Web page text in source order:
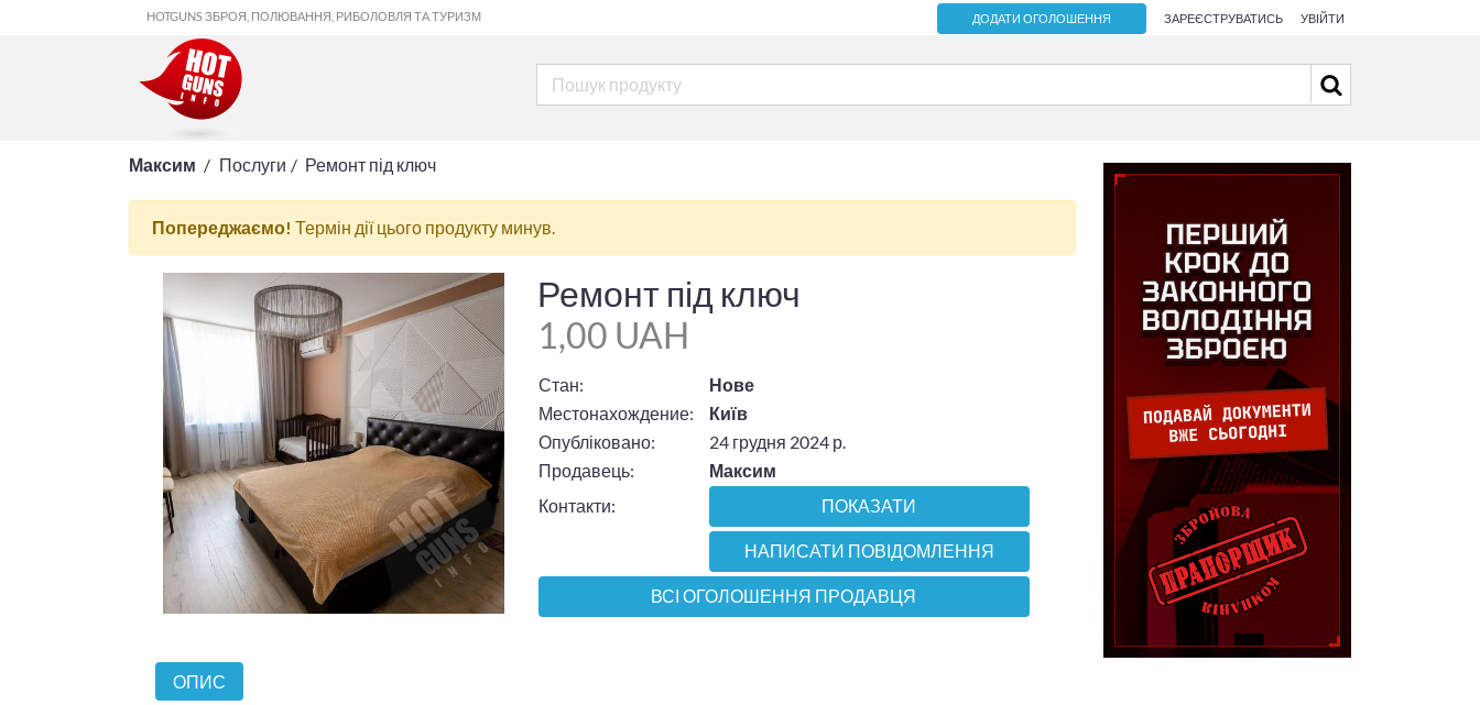
HOTGUNS ЗБРОЯ, ПОЛЮВАННЯ, РИБОЛОВЛЯ ТА ТУРИЗМ ДОДАТИ ОГОЛОШЕННЯ ЗАРЕЄСТРУВАТИСЬ УВІЙТИ
Максим Послуги Ремонт під ключ
Попереджаємо! Термін дії цього продукту минув.
Ремонт під ключ
1,00 UAH
Стан:
Нове
Местонахождение:
Київ
Опубліковано:
24 грудня 2024 р.
Продавець:
Максим
Контакти:
ПОКАЗАТИ
НАПИСАТИ ПОВІДОМЛЕННЯ
ВСІ ОГОЛОШЕННЯ ПРОДАВЦЯ
ОПИС